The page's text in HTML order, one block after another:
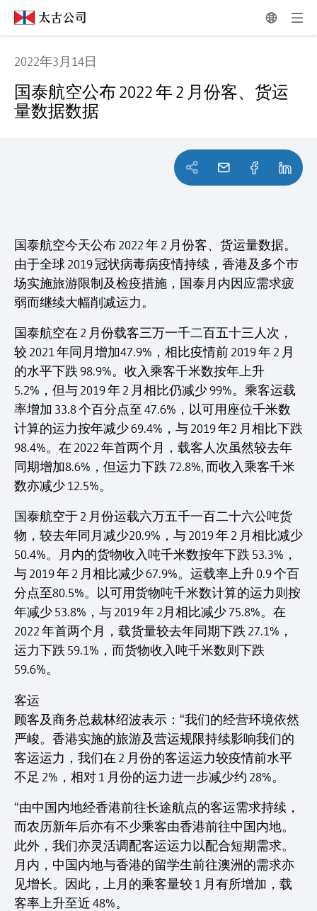
2022年3月14日
国泰航空公布 2022 年 2 月份客、货运
量数据数据
国泰航空今天公布 2022 年 2 月份客、货运量数据。
由于全球 2019 冠状病毒病疫情持续，香港及多个巿
场实施旅游限制及检疫措施，国泰月内因应需求疲
弱而继续大幅削减运力。
国泰航空在 2 月份载客三万一千二百五十三人次，
较 2021 年同月增加47.9%，相比疫情前 2019 年 2 月
的水平下跌 98.9%。收入乘客千米数按年上升
5.2%，但与 2019 年 2 月相比仍减少 99%。乘客运载
率增加 33.8 个百分点至 47.6%，以可用座位千米数
计算的运力按年减少 69.4%，与 2019 年2 月相比下跌
98.4%。在 2022 年首两个月，载客人次虽然较去年
同期增加8.6%，但运力下跌 72.8%, 而收入乘客千米
数亦减少 12.5%。
国泰航空于 2 月份运载六万五千一百二十六公吨货
物，较去年同月减少20.9%，与 2019 年 2 月相比减少
50.4%。月内的货物收入吨千米数按年下跌 53.3%，
与 2019 年 2 月相比减少 67.9%。运载率上升 0.9 个百
分点至80.5%。以可用货物吨千米数计算的运力则按
年减少 53.8%，与 2019 年 2月相比减少 75.8%。在
2022 年首两个月，载货量较去年同期下跌 27.1%，
运力下跌 59.1%，而货物收入吨千米数则下跌
59.6%。
客运
顾客及商务总裁林绍波表示：“我们的经营环境依然
严峻。香港实施的旅游及营运规限持续影响我们的
客运运力，我们在 2 月份的客运运力较疫情前水平
不足 2%，相对 1 月份的运力进一步减少约 28%。
“由中国内地经香港前往长途航点的客运需求持续，
而农历新年后亦有不少乘客由香港前往中国内地。
此外，我们亦灵活调配客运运力以配合短期需求。
月内，中国内地与香港的留学生前往澳洲的需求亦
见增长。因此，上月的乘客量较 1 月有所增加，载
客率上升至近 48%。